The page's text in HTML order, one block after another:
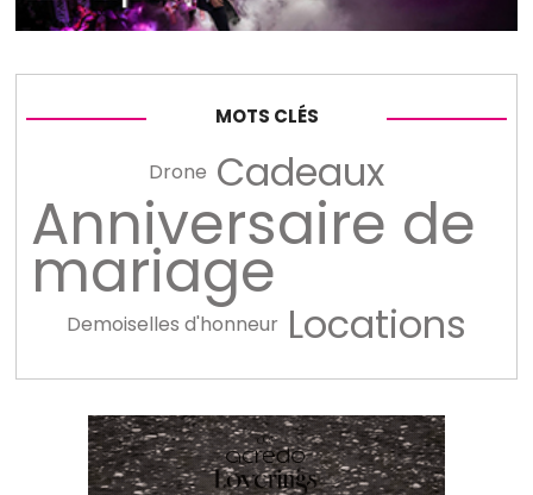
MOTS CLÉS
Drone Cadeaux
Anniversaire de
mariage
Demoiselles d'honneur Locations